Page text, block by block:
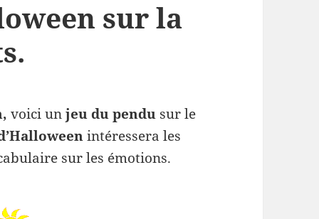
sur la
voici unjeu du pendu sur le
intéressera les
sur les émotions.